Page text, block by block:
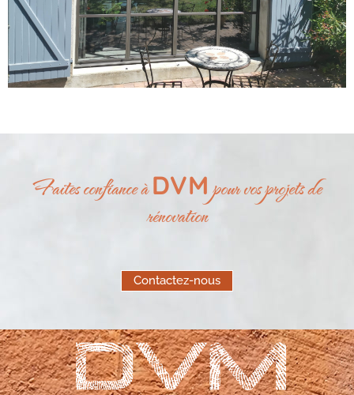
Faites confiance àDVMpour vos projets de
rénovation
Contactez-nous